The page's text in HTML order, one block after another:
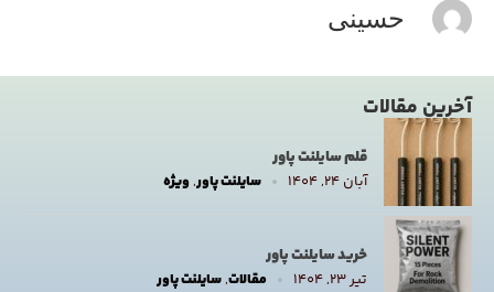
حسینی
آخرین مقالات
قلم سایلنت پاور
آبان ۲۴, ۱۴۰۴ سایلنت پاور,ویژه
خرید سایلنت پاور
تیر ۲۳, ۱۴۰۴ مقالات,سایلنت پاور